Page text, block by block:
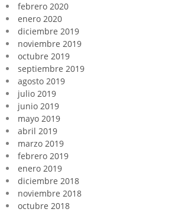
febrero 2020
enero 2020
diciembre 2019
noviembre 2019
octubre 2019
septiembre 2019
agosto 2019
julio 2019
junio 2019
mayo 2019
abril 2019
marzo 2019
febrero 2019
enero 2019
diciembre 2018
noviembre 2018
octubre 2018